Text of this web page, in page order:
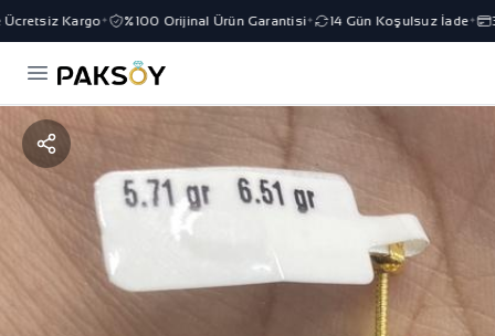
Kargo✦ %100 Orijinal Ürün Garantisi✦ 14 Gün Koşulsuz İade✦ 3